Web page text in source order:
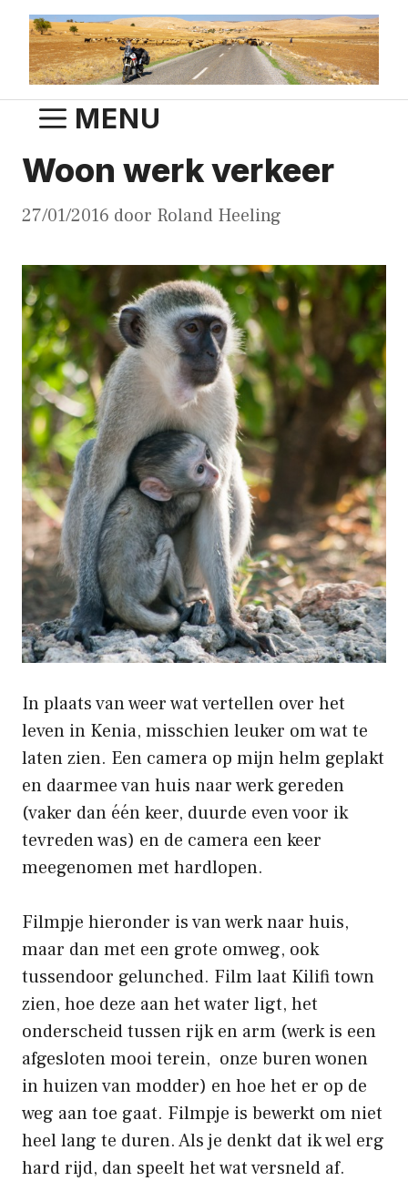
naar
inhoud
MENU
Woon werk verkeer
27/01/2016 door Roland Heeling
In plaats van weer wat vertellen over het
leven in Kenia, misschien leuker om wat te
laten zien. Een camera op mijn helm geplakt
en daarmee van huis naar werk gereden
(vaker dan één keer, duurde even voor ik
tevreden was) en de camera een keer
meegenomen met hardlopen.
Filmpje hieronder is van werk naar huis,
maar dan met een grote omweg, ook
tussendoor gelunched. Film laat Kilifi town
zien, hoe deze aan het water ligt, het
onderscheid tussen rijk en arm (werk is een
afgesloten mooi terein, onze buren wonen
in huizen van modder) en hoe het er op de
weg aan toe gaat. Filmpje is bewerkt om niet
heel lang te duren. Als je denkt dat ik wel erg
hard rijd, dan speelt het wat versneld af.